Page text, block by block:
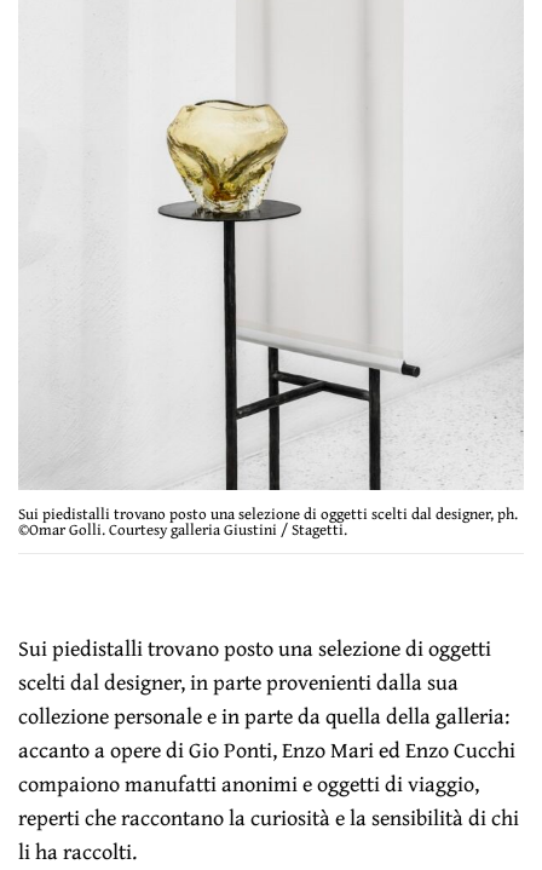
Sui piedistalli trovano posto una selezione di oggetti scelti dal designer, ph.
©Omar Golli. Courtesy galleria Giustini / Stagetti.
Sui piedistalli trovano posto una selezione di oggetti
scelti dal designer, in parte provenienti dalla sua
collezione personale e in parte da quella della galleria:
accanto a opere di Gio Ponti, Enzo Mari ed Enzo Cucchi
compaiono manufatti anonimi e oggetti di viaggio,
reperti che raccontano la curiosità e la sensibilità di chi
li ha raccolti.